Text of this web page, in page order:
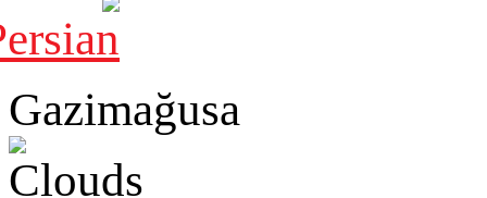
Gazimağusa